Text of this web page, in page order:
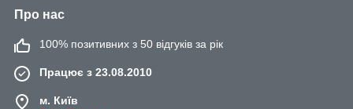
Про нас
100% позитивних з 50 відгуків за рік
Працює з 23.08.2010
м. Київ